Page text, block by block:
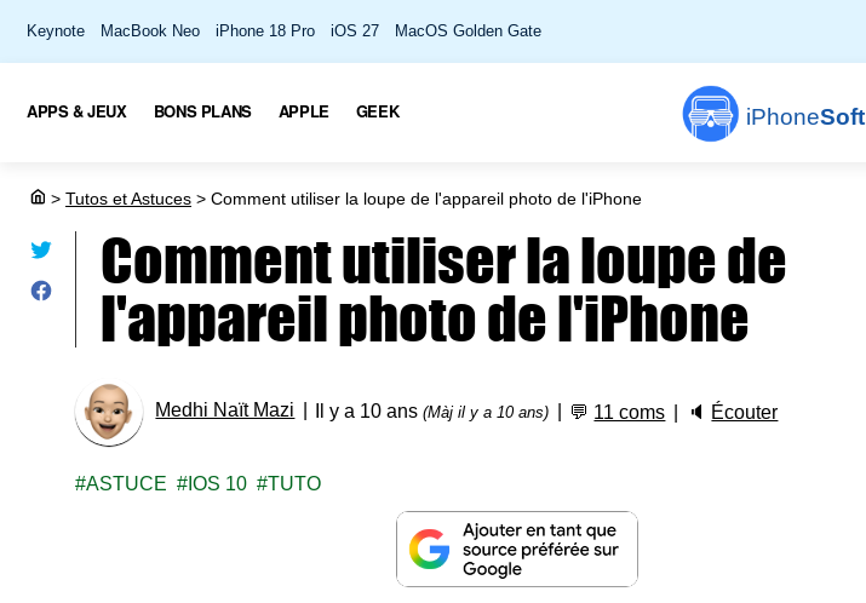
Keynote MacBook Neo iPhone 18 Pro iOS 27 MacOS Golden Gate
iPhoneSoft
APPS & JEUX BONS PLANS APPLE GEEK
> Tutos et Astuces > Comment utiliser la loupe de l'appareil photo de l'iPhone
Comment utiliser la loupe de
l'appareil photo de l'iPhone
Medhi Naït Mazi Il y a 10 ans(Màj il y a 10 ans) 💬 11 coms 🔈 Écouter
ASTUCE IOS 10 TUTO